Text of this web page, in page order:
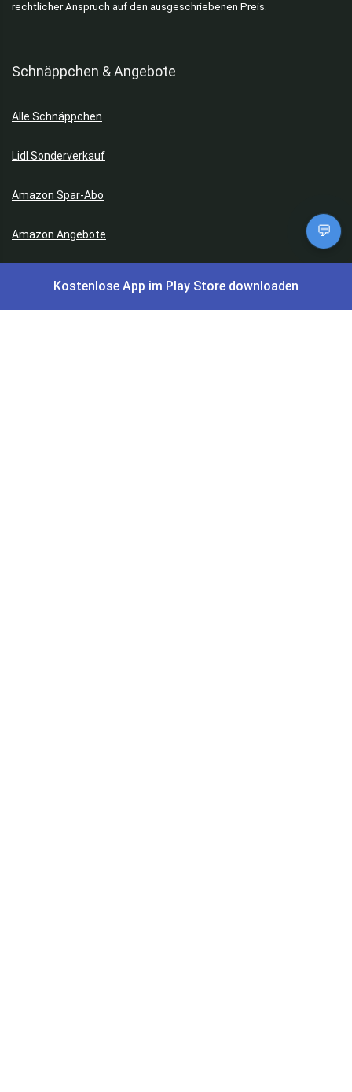
rechtlicher Anspruch auf den ausgeschriebenen Preis.
Schnäppchen & Angebote
Alle Schnäppchen
Lidl Sonderverkauf
Amazon Spar-Abo
Amazon Angebote 💬
Kostenlose App im Play Store downloaden